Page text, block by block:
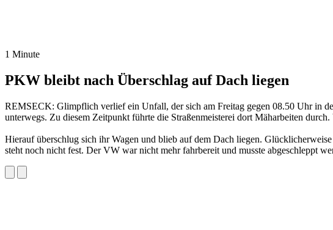
1 Minute
PKW bleibt nach Überschlag auf Dach liegen
REMSECK: Glimpflich verlief ein Unfall, der sich am Freitag gegen 08.50 Uhr in
unterwegs. Zu diesem Zeitpunkt führte die Straßenmeisterei dort Mäharbeiten
Hierauf überschlug sich ihr Wagen und blieb auf dem Dach liegen.
steht noch nicht fest. Der VW war nicht mehr fahrbereit und musste abgeschleppt